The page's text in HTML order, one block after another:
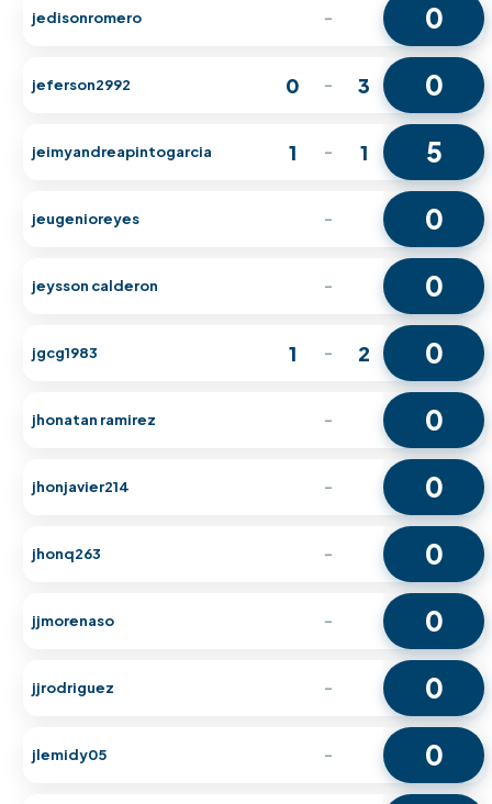
jedisonromero - 0
jeferson2992 0 - 3 0
jeimyandreapintogarcia 1 - 1 5
jeugenioreyes - 0
jeysson calderon - 0
jgcg1983 1 - 2 0
jhonatan ramirez - 0
jhonjavier214 - 0
jhonq263 - 0
jjmorenaso - 0
jjrodriguez - 0
jlemidy05 - 0